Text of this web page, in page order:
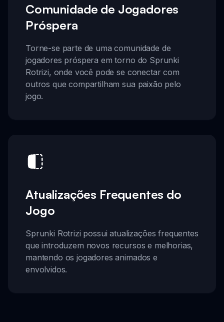
Comunidade de Jogadores
Próspera
Torne-se parte de uma comunidade de
jogadores próspera em torno do Sprunki
Rotrizi, onde você pode se conectar com
outros que compartilham sua paixão pelo
jogo.
Atualizações Frequentes do
Jogo
Sprunki Rotrizi possui atualizações frequentes
que introduzem novos recursos e melhorias,
mantendo os jogadores animados e
envolvidos.